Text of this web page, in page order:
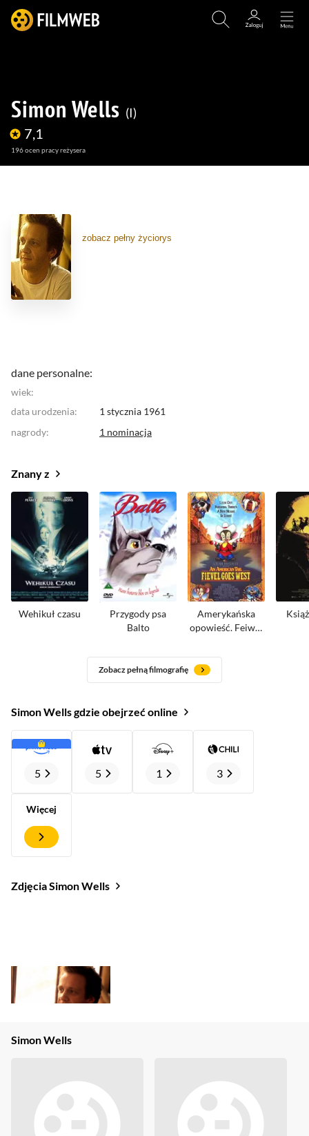
Simon Wells I
7,1
196ocen pracy reżysera
zobacz pełny życiorys
dane personalne:
wiek:
data urodzenia:
1 stycznia 1961
nagrody: 1 nominacja
Znany z
Wehikuł czasu
Przygody psa
Balto
Amerykańska
opowieść. Feiwel
Zobacz pełną filmografię
Simon Wells gdzie obejrzeć online
5 5 1 3
Więcej
Zdjęcia Simon Wells
Simon Wells